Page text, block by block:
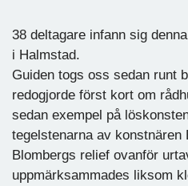
38 deltagare infann sig
i Halmstad.
Guiden togs oss sedan runt
redogjorde först kort om
sedan exempel på
tegelstenarna av konstnären
Blombergs relief ovanför
uppmärksammades liksom